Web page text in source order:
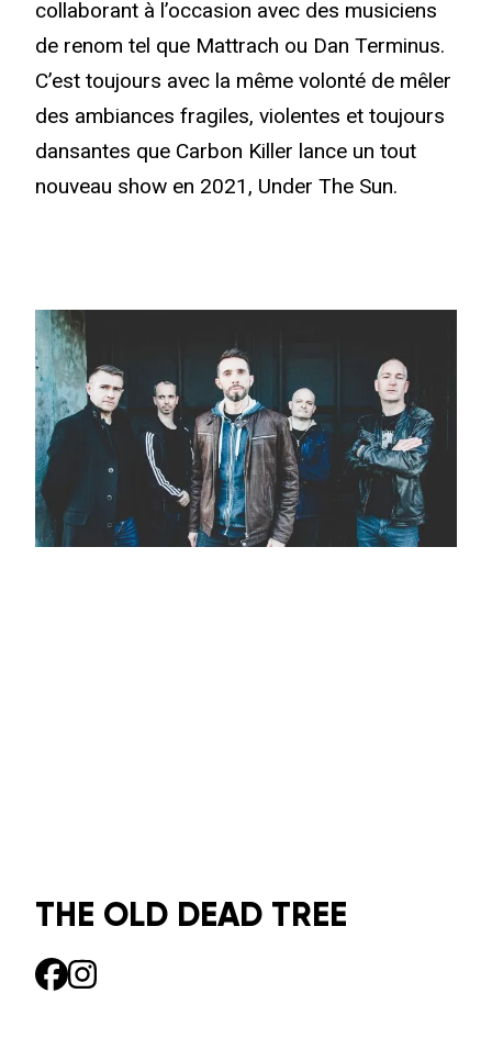
collaborant à l’occasion avec des musiciens
de renom tel que Mattrach ou Dan Terminus.
C’est toujours avec la même volonté de mêler
des ambiances fragiles, violentes et toujours
dansantes que Carbon Killer lance un tout
nouveau show en 2021, Under The Sun.
THE OLD DEAD TREE